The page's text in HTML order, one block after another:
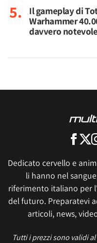
Il gameplay di
Warhammer
davvero
Dedicato cervello e
li hanno nel
riferimento italiano per
del futuro. Preparatevi
articoli, news,
Tutti i prezzi sono validi